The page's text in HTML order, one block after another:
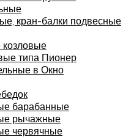
кран-балки подвесные
типа Пионер
в Окно
барабанные
рычажные
червячные